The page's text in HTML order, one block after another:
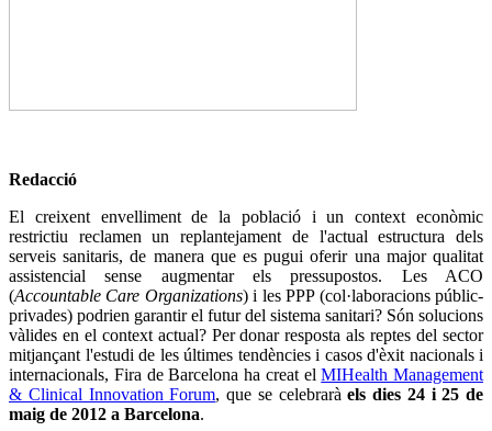
Redacció
El creixent envelliment de la població i un context econòmic
restrictiu reclamen un replantejament de l'actual estructura dels
serveis sanitaris, de manera que es pugui oferir una major qualitat
assistencial sense augmentar els pressupostos. Les ACO
(Accountable Care Organizations) i les PPP (col·laboracions públic-
privades) podrien garantir el futur del sistema sanitari? Són solucions
vàlides en el context actual? Per donar resposta als reptes del sector
mitjançant l'estudi de les últimes tendències i casos d'èxit nacionals i
internacionals, Fira de Barcelona ha creat elMIHealth Management
& Clinical Innovation Forum, que se celebraràels dies 24 i 25 de
maig de 2012 a Barcelona.